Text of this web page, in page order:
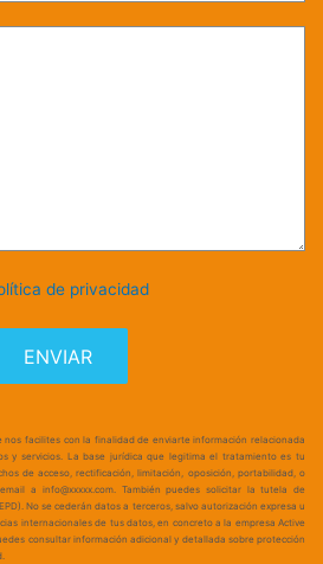
de privacidad
ENVIAR
nos facilites con la finalidad de enviarte información relacionada
y servicios. La base jurídica que legitima el tratamiento es tu
de acceso, rectificación, limitación, oposición, portabilidad, o
a info@xxxxx.com. También puedes solicitar la tutela de
No se cederán datos a terceros, salvo autorización expresa u
internacionales de tus datos, en concreto a la empresa Active
consultar información adicional y detallada sobre protección